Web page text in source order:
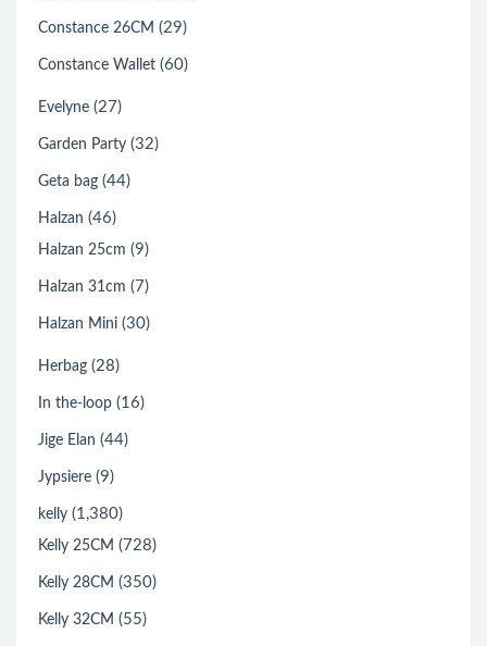
Constance 26CM (29)
Constance Wallet (60)
Evelyne (27)
Garden Party (32)
Geta bag (44)
Halzan (46)
Halzan 25cm (9)
Halzan 31cm (7)
Halzan Mini (30)
Herbag (28)
In the-loop (16)
Jige Elan (44)
Jypsiere (9)
kelly (1,380)
Kelly 25CM (728)
Kelly 28CM (350)
Kelly 32CM (55)